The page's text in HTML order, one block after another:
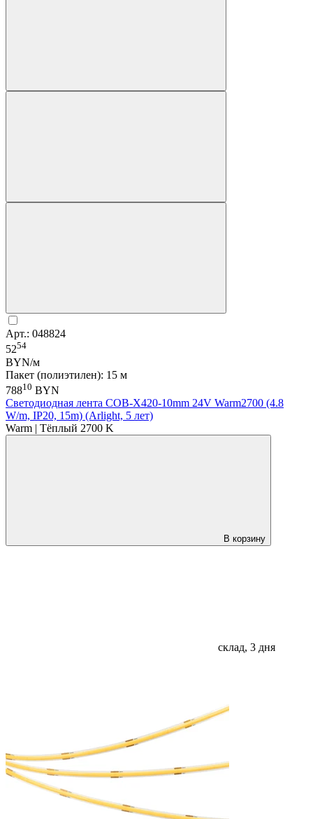
Арт.: 048824
5254
BYN/м
Пакет (полиэтилен): 15 м
78810 BYN
Светодиодная лента COB-X420-10mm 24V Warm2700 (4.8
W/m, IP20, 15m) (Arlight, 5 лет)
Warm | Тёплый 2700 K
В корзину
склад, 3 дня